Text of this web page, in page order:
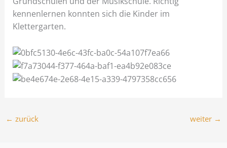
kennenlernen konnten sich die Kinder im
Klettergarten.
← zurück weiter →